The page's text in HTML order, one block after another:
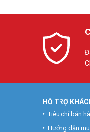
HỖ TRỢ
Tiêu chí bán
Hướng dẫn